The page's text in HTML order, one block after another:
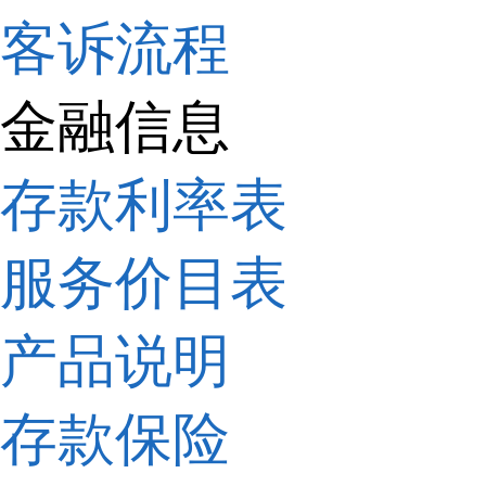
客诉流程
金融信息
存款利率表
服务价目表
产品说明
存款保险